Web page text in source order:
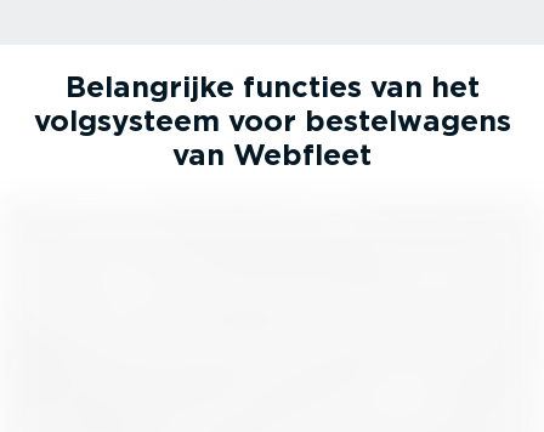
Belangrijke functies van het
volgsysteem voor bestel­wagens
van Webfleet